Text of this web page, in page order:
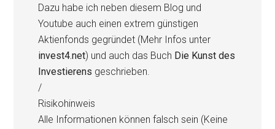
Dazu habe ich neben diesem Blog und
Youtube auch einen extrem günstigen
Aktienfonds gegründet (Mehr Infos unter
invest4.net) und auch das Buch Die Kunst des
Investierens geschrieben.
/
Risikohinweis
Alle Informationen können falsch sein (Keine